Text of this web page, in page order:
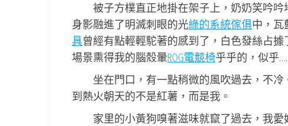
被子方樸直正地掛在架子上，奶奶笑吟
身影融進了明滅刺眼的光綠的系統傢俱中，瓦
具曾經有點輕輕駝著的感到了，白色發絲占
場景熏得我的腦殼暈ROG電競椅乎乎的，似乎
坐在門口，有一點稍微的風吹過去，不冷
到熱火朝天的不是紅薯，而是我。
家里的小黃狗嗅著滋味就竄了過去，我